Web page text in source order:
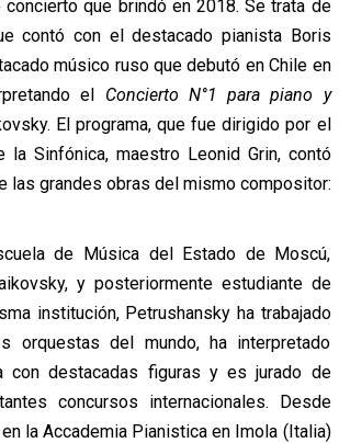
concierto que brindó en 2018. Se trata de
contó con el destacado pianista Boris
músico ruso que debutó en Chile en
el Concierto N°1 para piano y
El programa, que fue dirigido por el
la Sinfónica, maestro Leonid Grin, contó
las grandes obras del mismo compositor:
de Música del Estado de Moscú,
y posteriormente estudiante de
institución, Petrushansky ha trabajado
orquestas del mundo, ha interpretado
con destacadas figuras y es jurado de
concursos internacionales. Desde
la Accademia Pianistica en Imola (Italia)